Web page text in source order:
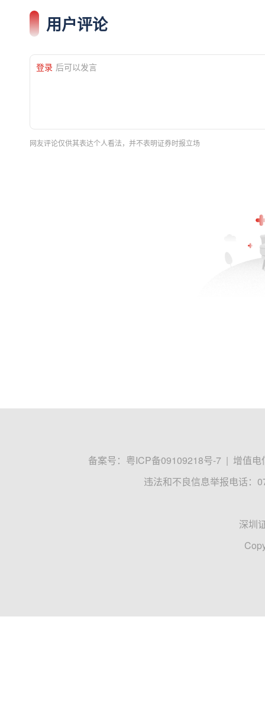
用户评论
登录 后可以发言
网友评论仅供其表达个人看法，并不表明证券时报立场
备案号： 粤ICP备09109218号-7 | 增值电
违法和不良信息举报电话：
深圳